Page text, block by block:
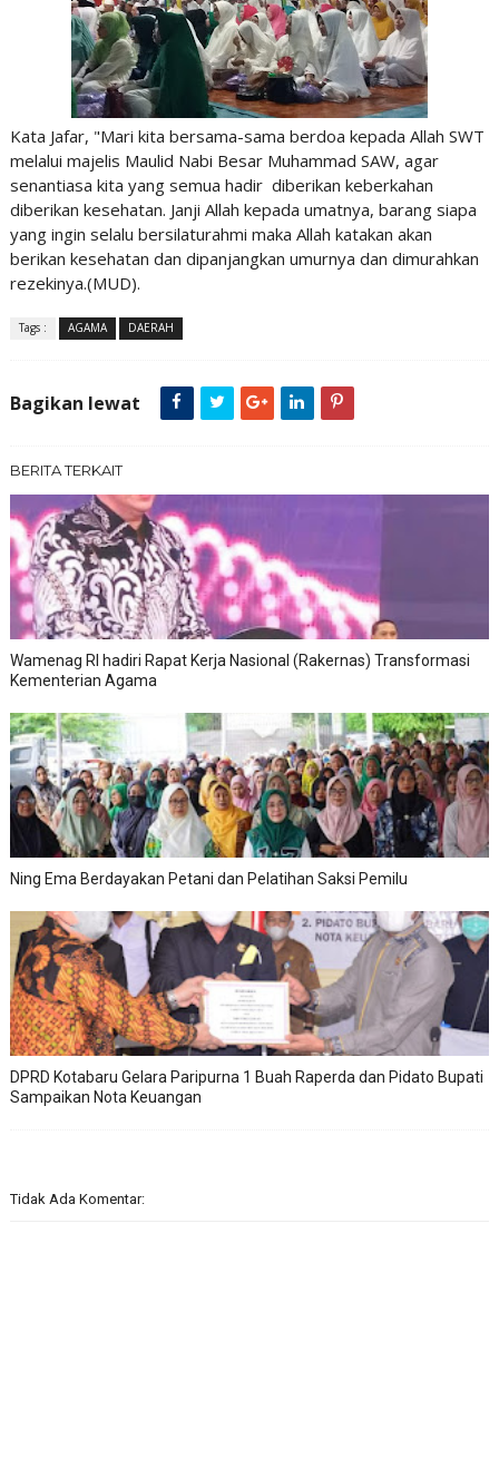
Kata Jafar, "Mari kita bersama-sama berdoa kepada Allah SWT
melalui majelis Maulid Nabi Besar Muhammad SAW, agar
senantiasa kita yang semua hadir diberikan keberkahan
diberikan kesehatan. Janji Allah kepada umatnya, barang siapa
yang ingin selalu bersilaturahmi maka Allah katakan akan
berikan kesehatan dan dipanjangkan umurnya dan dimurahkan
rezekinya.(MUD).
Tags : AGAMA DAERAH
Bagikan lewat
BERITA TERKAIT
Wamenag RI hadiri Rapat Kerja Nasional (Rakernas) Transformasi
Kementerian Agama
Ning Ema Berdayakan Petani dan Pelatihan Saksi Pemilu
DPRD Kotabaru Gelara Paripurna 1 Buah Raperda dan Pidato Bupati
Sampaikan Nota Keuangan
Tidak Ada Komentar: